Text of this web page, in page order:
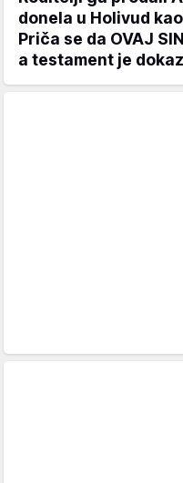
donela u Holivud
Priča se da OVAJ
a testament je dokaz